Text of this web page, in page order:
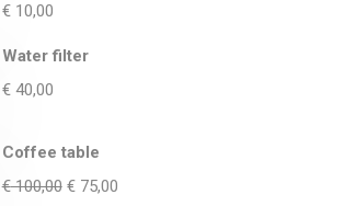
€10,00
Water filter
€40,00
Coffee table
€100,00 €75,00